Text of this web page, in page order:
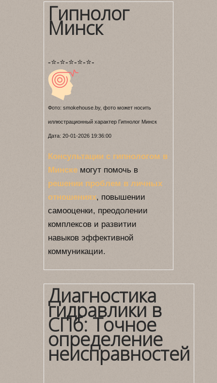
Гипнолог
Минск
-⭐-⭐-⭐-⭐-⭐-
Фото: smokehouse.by, фото может носить
иллюстрационный характер Гипнолог Минск
Дата: 20-01-2026 19:36:00
Консультации с гипнологом в
Минске могут помочь в
решении проблем в личных
отношениях, повышении
самооценки, преодолении
комплексов и развитии
навыков эффективной
коммуникации.
Диагностика
гидравлики в
СПб: Точное
определение
неисправностей